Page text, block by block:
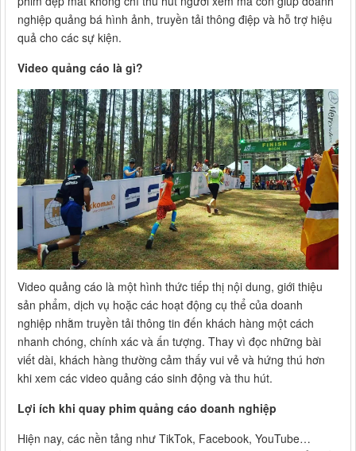
nghiệp quảng bá hình ảnh, truyền tải thông điệp và hỗ trợ hiệu
quả cho các sự kiện.
Video quảng cáo là gì?
Video quảng cáo là một hình thức tiếp thị nội dung, giới thiệu
sản phẩm, dịch vụ hoặc các hoạt động cụ thể của doanh
nghiệp nhằm truyền tải thông tin đến khách hàng một cách
nhanh chóng, chính xác và ấn tượng. Thay vì đọc những bài
viết dài, khách hàng thường cảm thấy vui vẻ và hứng thú hơn
khi xem các video quảng cáo sinh động và thu hút.
Lợi ích khi quay phim quảng cáo doanh nghiệp
Hiện nay, các nền tảng như TikTok, Facebook, YouTube…